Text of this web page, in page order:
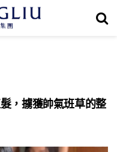
，擄獲帥氣班草的整